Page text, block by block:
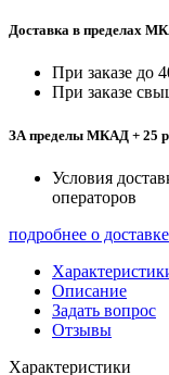
Доставка в пределах
При заказе до
При заказе
ЗА пределы МКАД + 25
Условия
операторов
подробнее о доставке
Описание
Задать вопрос
Отзывы
Характеристики